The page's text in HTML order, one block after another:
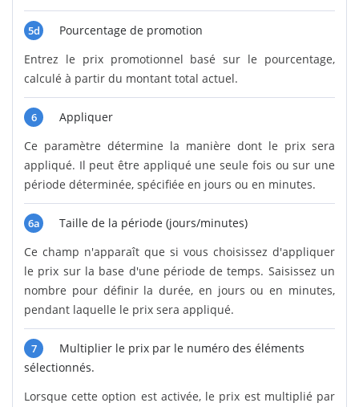
5d
Pourcentage de promotion
Entrez le prix promotionnel basé sur le pourcentage,
calculé à partir du montant total actuel.
6
Appliquer
Ce paramètre détermine la manière dont le prix sera
appliqué. Il peut être appliqué une seule fois ou sur une
période déterminée, spécifiée en jours ou en minutes.
6a
Taille de la période (jours/minutes)
Ce champ n'apparaît que si vous choisissez d'appliquer
le prix sur la base d'une période de temps. Saisissez un
nombre pour définir la durée, en jours ou en minutes,
pendant laquelle le prix sera appliqué.
7
Multiplier le prix par le numéro des éléments
sélectionnés.
Lorsque cette option est activée, le prix est multiplié par